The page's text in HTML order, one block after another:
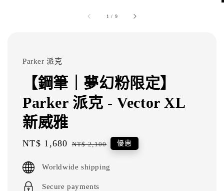
1 / 9
Parker 派克
【鋼筆｜夢幻粉限定】
Parker 派克 - Vector XL
新威雅
Sale
NT$ 1,680 Regular
NT$ 2,100 優惠
Worldwide shipping
Secure payments